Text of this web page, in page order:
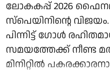
ലോകകപ്പ് 2026
സ്‌പെയിനിന്റെ
പിന്നിട്ട് ഗോള്‍
സമയത്തേക്ക് നീണ്ട
മിനിറ്റില്‍